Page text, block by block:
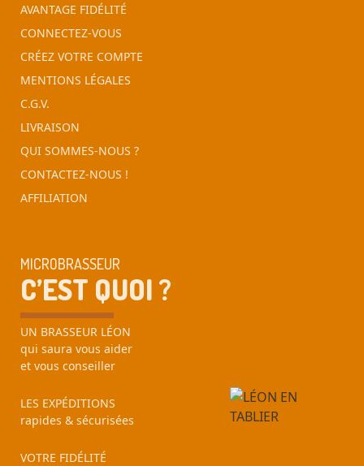
AVANTAGE FIDÉLITÉ
CONNECTEZ-VOUS
CRÉEZ VOTRE COMPTE
MENTIONS LÉGALES
C.G.V.
LIVRAISON
QUI SOMMES-NOUS ?
CONTACTEZ-NOUS !
AFFILIATION
MICROBRASSEUR
C’EST QUOI ?
UN BRASSEUR LÉON
qui saura vous aider
et vous conseiller
LES EXPÉDITIONS
rapides & sécurisées
VOTRE FIDÉLITÉ